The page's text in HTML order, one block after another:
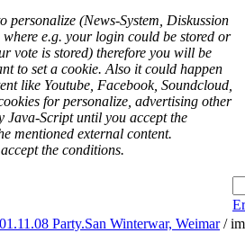
personalize (News-System, Diskussion
e.g. your login could be stored or
vote is stored) therefore you will be
to set a cookie. Also it could happen
like Youtube, Facebook, Soundcloud,
for personalize, advertising other
Java-Script until you accept the
mentioned external content.
the conditions.
01.11.08 Party.San Winterwar, Weimar/